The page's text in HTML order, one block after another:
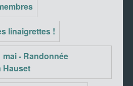
linaigrettes !
mai - Randonnée
Hauset